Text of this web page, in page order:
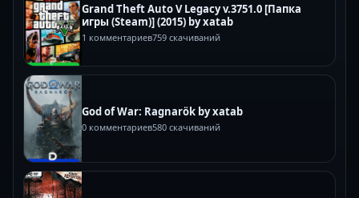
Grand Theft Auto V Legacy v.3751.0 [Папка
игры (Steam)] (2015) by xatab
1 комментариев759 скачиваний
God of War: Ragnarök by xatab
0 комментариев580 скачиваний